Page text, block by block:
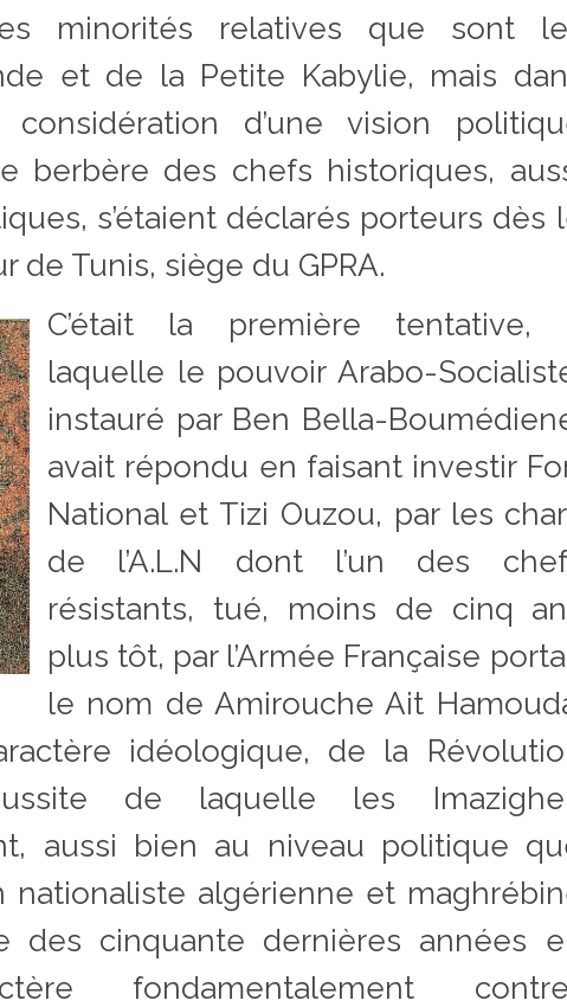
minorités relatives que sont
et de la Petite Kabylie, mais
d’une vision
berbère des chefs historiques,
s’étaient déclarés porteurs dès
Tunis, siège du GPRA.
C’était la première tentative,
laquelle le pouvoir Arabo-
instauré par Ben Bella-
avait répondu en faisant investir
National et Tizi Ouzou, par les
de l’A.L.N dont l’un des
résistants, tué, moins de cinq
plus tôt, par l’Armée Française
le nom de Amirouche Ait
idéologique, de la
de laquelle les
aussi bien au niveau politique
nationaliste algérienne et
des cinquante dernières années
fondamentalement